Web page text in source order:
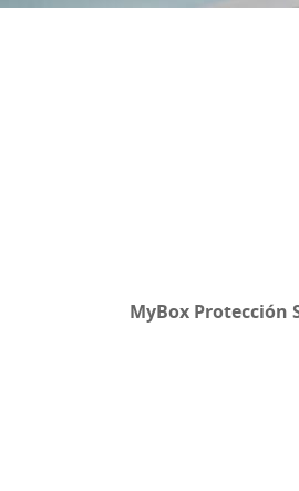
MyBox Protección